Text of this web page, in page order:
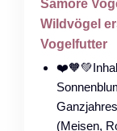
Samore
Wildvögel
Vogelfutter
(Meisen,